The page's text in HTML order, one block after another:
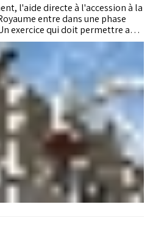
l'aide directe à l'accession à la
entre dans une phase
exercice qui doit permettre au
mesurer les effets réels du
le marché immobilier et
dessiner l'avenir au-delà de